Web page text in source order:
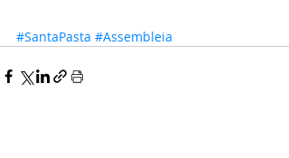
#SantaPasta #Assembleia